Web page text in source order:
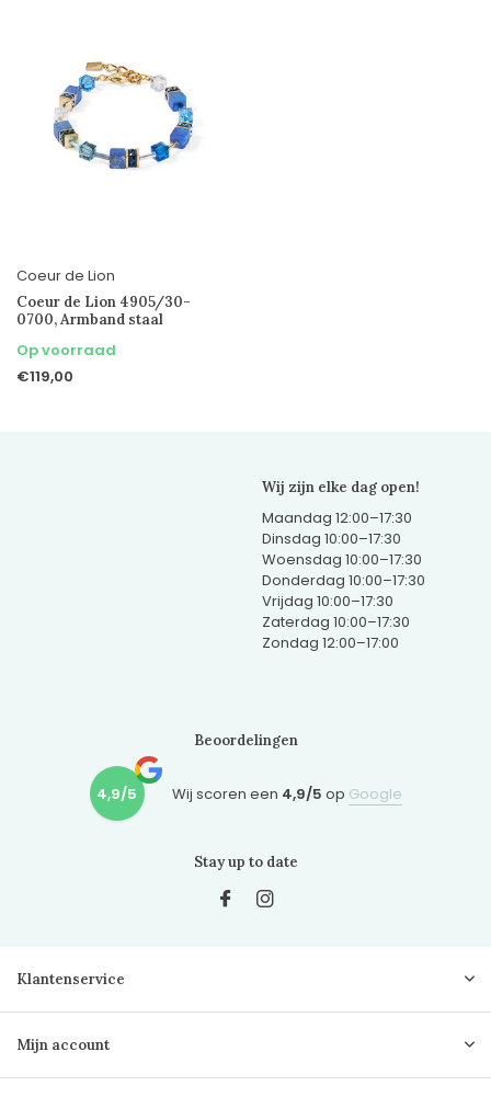
Coeur de Lion
Coeur de Lion 4905/30-
0700, Armband staal
Op voorraad
€119,00
Wij zijn elke dag open!
Maandag 12:00–17:30
Dinsdag 10:00–17:30
Woensdag 10:00–17:30
Donderdag 10:00–17:30
Vrijdag 10:00–17:30
Zaterdag 10:00–17:30
Zondag 12:00–17:00
Beoordelingen
4,9/5 Wij scoren een 4,9/5 op Google
Stay up to date
Klantenservice
Mijn account